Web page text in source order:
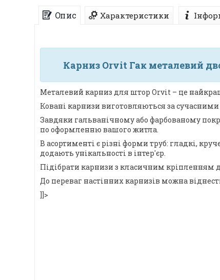
Опис Характеристики
Карниз Orvit Гак металевий
Металевий карниз для штор Orvit – це
Ковані карнизи виготовляються за
Завдяки гальванічному або фарбованому
по оформленню вашого житла.
В асортименті є різні форми труб: гладкі,
додають унікальності в інтер'єр.
Підібрати карнизи з класичним кріпленням
До переваг настінних карнизів можна
]]>